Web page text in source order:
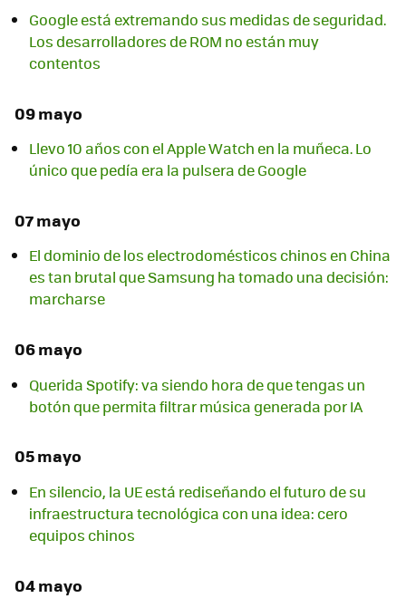
Google está extremando sus medidas de seguridad.
Los desarrolladores de ROM no están muy
contentos
09 mayo
Llevo 10 años con el Apple Watch en la muñeca. Lo
único que pedía era la pulsera de Google
07 mayo
El dominio de los electrodomésticos chinos en China
es tan brutal que Samsung ha tomado una decisión:
marcharse
06 mayo
Querida Spotify: va siendo hora de que tengas un
botón que permita filtrar música generada por IA
05 mayo
En silencio, la UE está rediseñando el futuro de su
infraestructura tecnológica con una idea: cero
equipos chinos
04 mayo